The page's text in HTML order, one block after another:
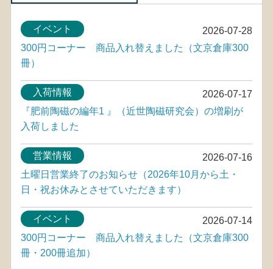
2026-07-28
イベント
300円コーナー 商品入れ替えました（文京倉庫300
冊）
2026-07-17
入荷情報
『肥前陶磁の編年1 』（近世陶磁研究会）の増刷が
入荷しました
2026-07-16
営業情報
土曜日営業終了のお知らせ（2026年10月から土・
日・祝お休みとさせていただきます）
2026-07-14
イベント
300円コーナー 商品入れ替えました（文京倉庫300
冊・200冊追加）